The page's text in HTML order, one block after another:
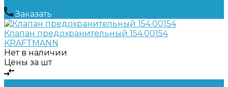
Заказать
Клапан предохранительный 154.00154
KRAFTMANN
Нет в наличии
Цены за шт